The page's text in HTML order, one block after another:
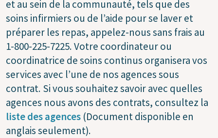
et au sein de la communauté, tels que des
soins infirmiers ou de l’aide pour se laver et
préparer les repas, appelez-nous sans frais au
1-800-225-7225. Votre coordinateur ou
coordinatrice de soins continus organisera vos
services avec l’une de nos agences sous
contrat. Si vous souhaitez savoir avec quelles
agences nous avons des contrats, consultez la
liste des agences (Document disponible en
anglais seulement).